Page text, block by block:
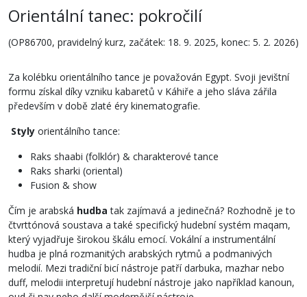
Orientální tanec: pokročilí
(OP86700, pravidelný kurz, začátek: 18. 9. 2025, konec: 5. 2. 2026)
Za kolébku orientálního tance je považován Egypt. Svoji jevištní
formu získal díky vzniku kabaretů v Káhiře a jeho sláva zářila
především v době zlaté éry kinematografie.
Styly orientálního tance:
Raks shaabi (folklór) & charakterové tance
Raks sharki (oriental)
Fusion & show
Čím je arabská hudba tak zajímavá a jedinečná? Rozhodně je to
čtvrttónová soustava a také specifický hudební systém maqam,
který vyjadřuje širokou škálu emocí. Vokální a instrumentální
hudba je plná rozmanitých arabských rytmů a podmanivých
melodií. Mezi tradiční bicí nástroje patří darbuka, mazhar nebo
duff, melodii interpretují hudební nástroje jako například kanoun,